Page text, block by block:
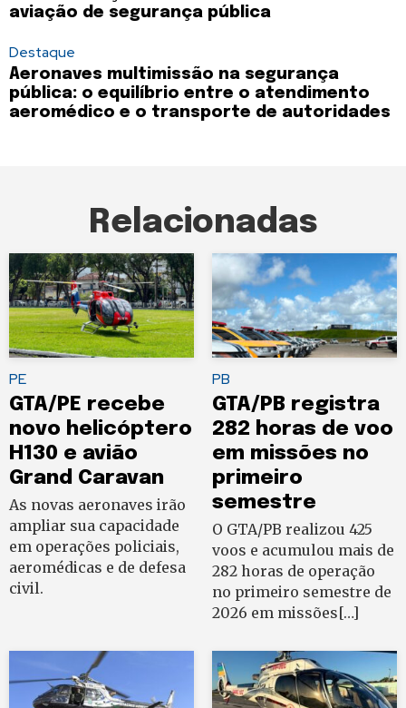
aviação de segurança pública
Destaque
Aeronaves multimissão na segurança
pública: o equilíbrio entre o atendimento
aeromédico e o transporte de autoridades
Relacionadas
PE
GTA/PE recebe
novo helicóptero
H130 e avião
Grand Caravan
As novas aeronaves irão
ampliar sua capacidade
em operações policiais,
aeromédicas e de defesa
civil.
PB
GTA/PB registra
282 horas de voo
em missões no
primeiro
semestre
O GTA/PB realizou 425
voos e acumulou mais de
282 horas de operação
no primeiro semestre de
2026 em missões[…]